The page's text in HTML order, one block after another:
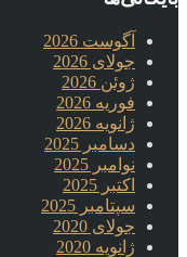
آگوست 2026
جولای 2026
ژوئن 2026
فوریه 2026
ژانویه 2026
دسامبر 2025
نوامبر 2025
اکتبر 2025
سپتامبر 2025
جولای 2020
ژانویه 2020